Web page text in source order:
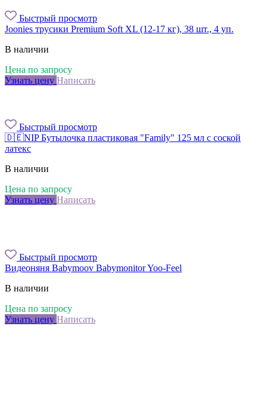
Быстрый просмотр
Joonies трусики Premium Soft XL (12-17 кг), 38 шт., 4 уп.
В наличии
Цена по запросу
Узнать цену Написать
Быстрый просмотр
🇩🇪NIP Бутылочка пластиковая "Family" 125 мл с соской
латекс
В наличии
Цена по запросу
Узнать цену Написать
Быстрый просмотр
Видеоняня Babymoov Babymonitor Yoo-Feel
В наличии
Цена по запросу
Узнать цену Написать